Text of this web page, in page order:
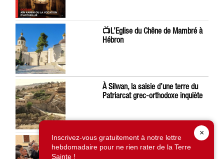
📺L’Eglise du Chêne de Mambré à
Hébron
À Silwan, la saisie d’une terre du
Patriarcat grec-orthodoxe inquiète
Léon XIV préoccupé par la situation
en Terre Sainte
×
Inscrivez-vous gratuitement à notre lettre
hebdomadaire pour ne rien rater de la Terre
Sainte !